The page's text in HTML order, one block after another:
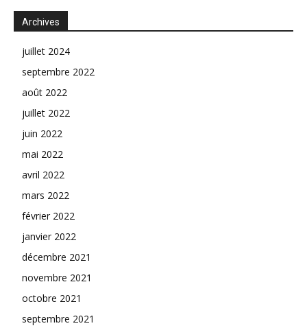
Archives
juillet 2024
septembre 2022
août 2022
juillet 2022
juin 2022
mai 2022
avril 2022
mars 2022
février 2022
janvier 2022
décembre 2021
novembre 2021
octobre 2021
septembre 2021